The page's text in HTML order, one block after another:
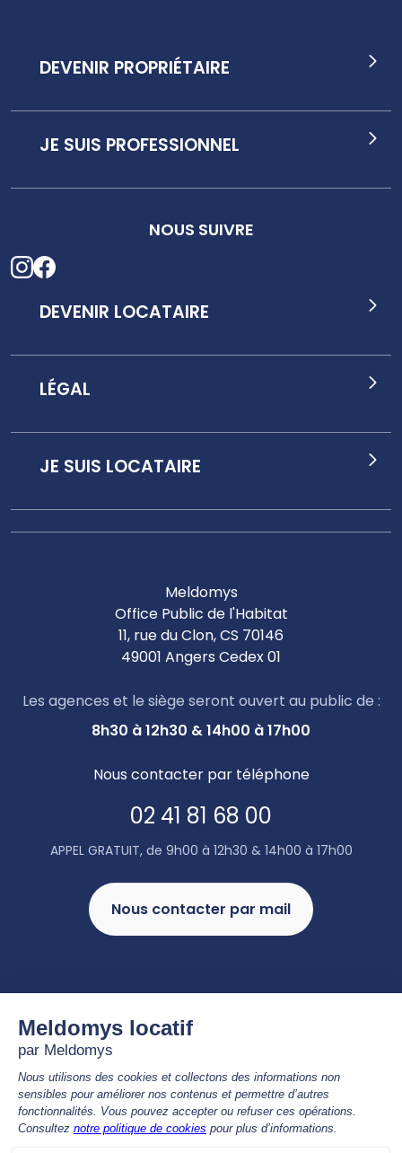
Meldomys
Office Public de l'Habitat
11, rue du Clon, CS 70146
49001 Angers Cedex 01
Les agences et le siège seront ouvert au public de :
8h30 à 12h30 & 14h00 à 17h00
Nous contacter par téléphone
02 41 81 68 00
APPEL GRATUIT, de 9h00 à 12h30 & 14h00 à 17h00
Nous contacter par mail
JE SUIS LOCATAIRE
DEVENIR LOCATAIRE
LÉGAL
DEVENIR PROPRIÉTAIRE
JE SUIS PROFESSIONNEL
NOUS SUIVRE
LABELISATION